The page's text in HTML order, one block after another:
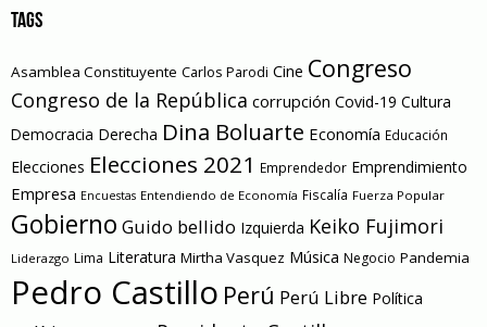
TAGS
Asamblea Constituyente Carlos Parodi Cine Congreso
Congreso de la República corrupción Covid-19 Cultura
Democracia Derecha Dina Boluarte Economía Educación
Elecciones Elecciones 2021 Emprendedor Emprendimiento
Empresa Encuestas Entendiendo de Economía Fiscalía Fuerza Popular
Gobierno Guido bellido Izquierda Keiko Fujimori
Liderazgo Lima Literatura Mirtha Vasquez Música Negocio Pandemia
Pedro Castillo Perú Perú Libre Política